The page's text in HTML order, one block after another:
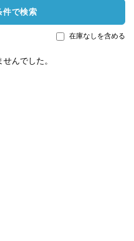
件で検索
在庫なしを含める
んでした。